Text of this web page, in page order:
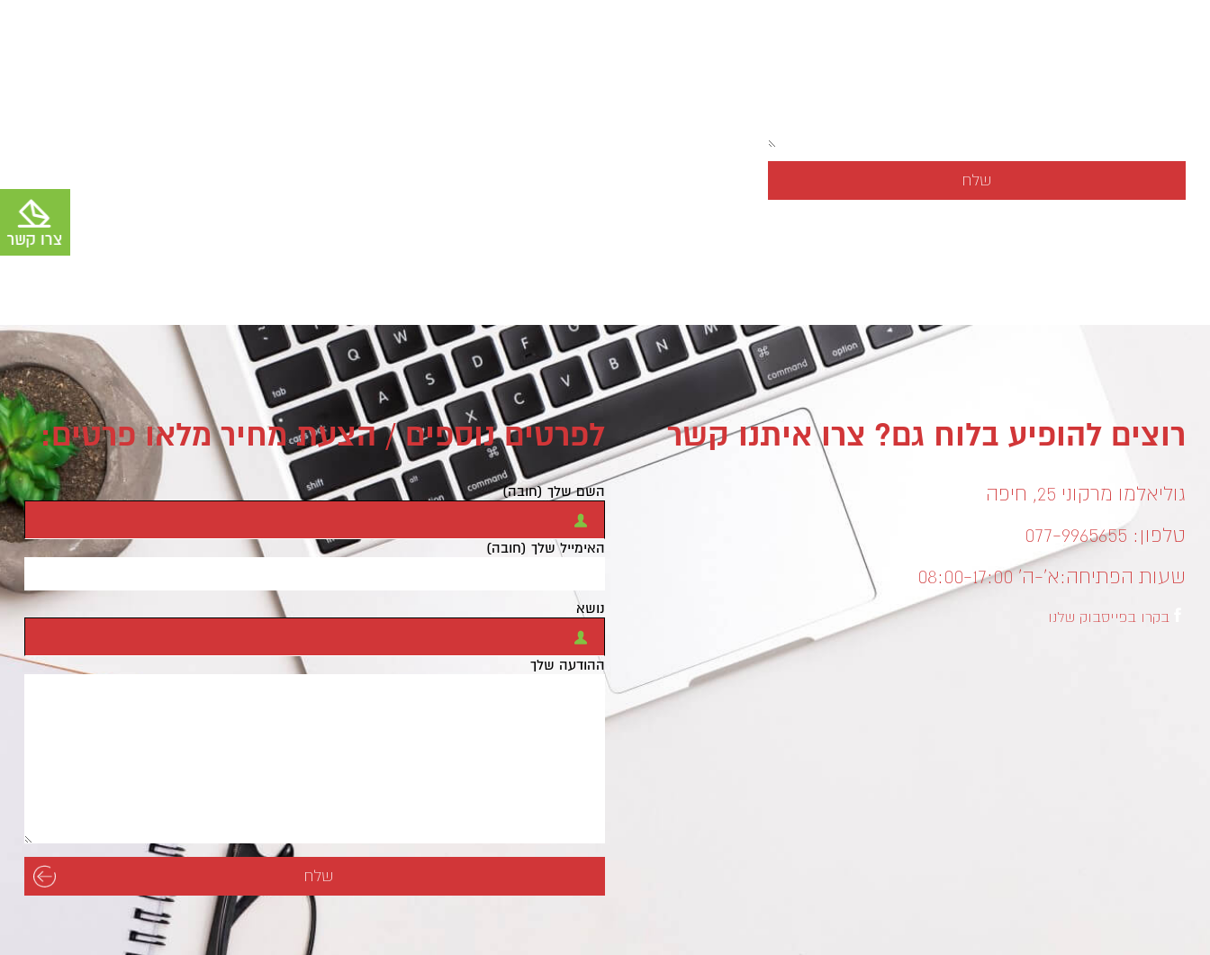
רוצים להופיע בלוח גם? צרו איתנו קשר
גוליאלמו מרקוני 25, חיפה
טלפון: 077-9965655
שעות הפתיחה:א’-ה’ 08:00-17:00
בקרו בפייסבוק שלנו
לפרטים נוספים / הצעת מחיר מלאו פרטים:
השם שלך (חובה)
האימייל שלך (חובה)
נושא
ההודעה שלך